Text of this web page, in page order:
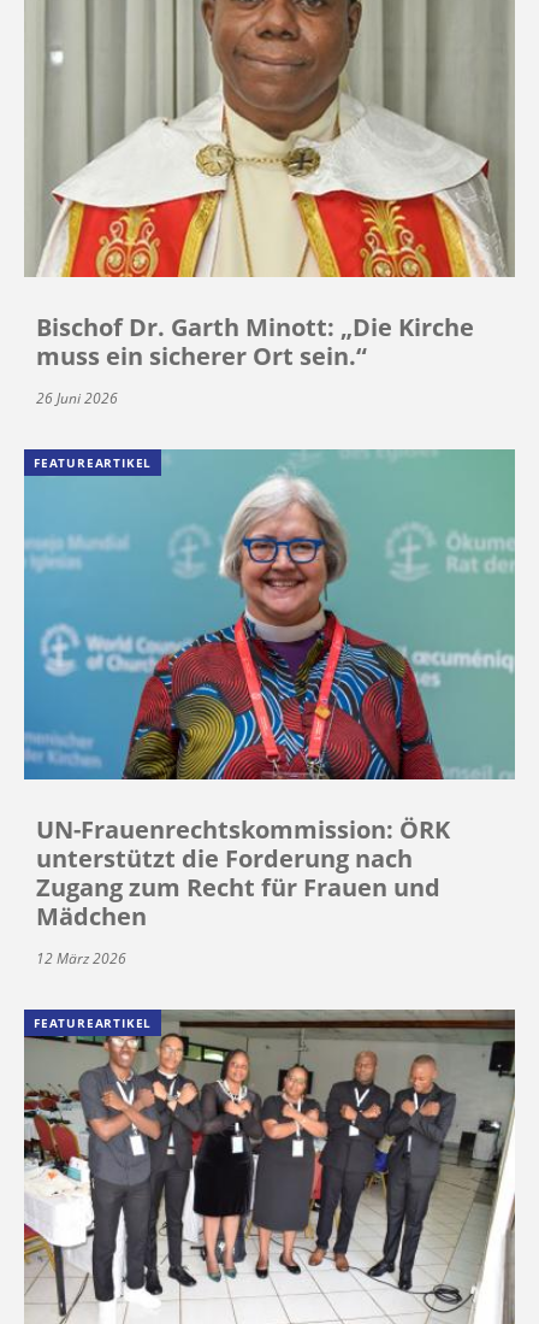
Bischof Dr. Garth Minott: „Die Kirche
muss ein sicherer Ort sein.“
26 Juni 2026
FEATUREARTIKEL
UN-Frauenrechtskommission: ÖRK
unterstützt die Forderung nach
Zugang zum Recht für Frauen und
Mädchen
12 März 2026
FEATUREARTIKEL